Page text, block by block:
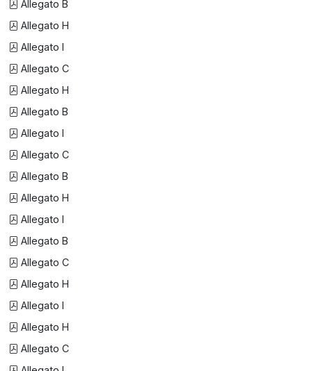
Allegato B
Allegato H
Allegato I
Allegato C
Allegato H
Allegato B
Allegato I
Allegato C
Allegato B
Allegato H
Allegato I
Allegato B
Allegato C
Allegato H
Allegato I
Allegato H
Allegato C